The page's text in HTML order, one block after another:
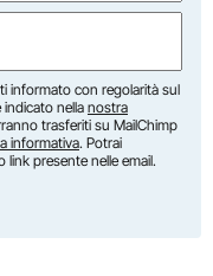
informato con regolarità sul
nella nostra
trasferiti su MailChimp
informativa. Potrai
presente nelle email.